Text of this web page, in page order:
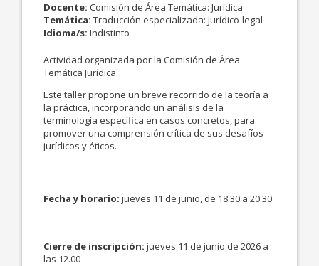
Docente: Comisión de Área Temática: Jurídica
Temática: Traducción especializada: Jurídico-legal
Idioma/s: Indistinto
Actividad organizada por la Comisión de Área
Temática Jurídica
Este taller propone un breve recorrido de la teoría a
la práctica, incorporando un análisis de la
terminología específica en casos concretos, para
promover una comprensión crítica de sus desafíos
jurídicos y éticos.
Fecha y horario: jueves 11 de junio, de 18.30 a 20.30
Cierre de inscripción: jueves 11 de junio de 2026 a
las 12.00